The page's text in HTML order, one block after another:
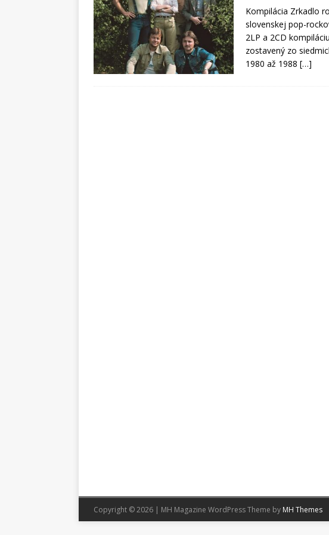
Kompilácia Zrkadlo
slovenskej pop-
2LP a 2CD
zostavený zo
1980 až 1988 […]
Copyright © 2026 | MH Magazine WordPress Theme by MH Themes